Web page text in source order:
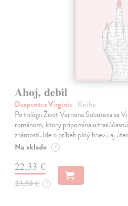
Ahoj, debil
Despentes Virginie | Kniha
Po trilógii Život Vernona Subutexa sa
románom, ktorý pripomína
známostí. Ide o príbeh plný hnevu aj
Na sklade ?
22,33 €
23,50 € ?